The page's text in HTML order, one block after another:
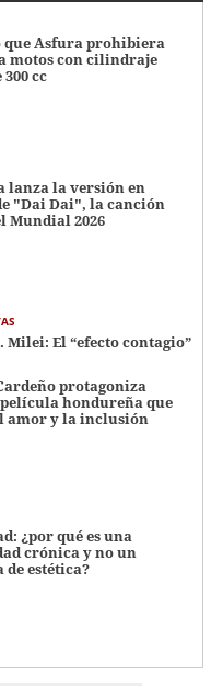
que Asfura prohibiera
motos con cilindraje
cc
lanza la versión en
"Dai Dai", la canción
Mundial 2026
Milei: El “efecto contagio”
protagoniza
hondureña que
amor y la inclusión
¿por qué es una
crónica y no un
estética?